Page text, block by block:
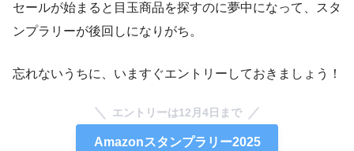
セールが始まると目玉商品を探すのに夢中になって、スタ
ンプラリーが後回しになりがち。
忘れないうちに、いますぐエントリーしておきましょう！
エントリーは12月4日まで
Amazonスタンプラリー2025